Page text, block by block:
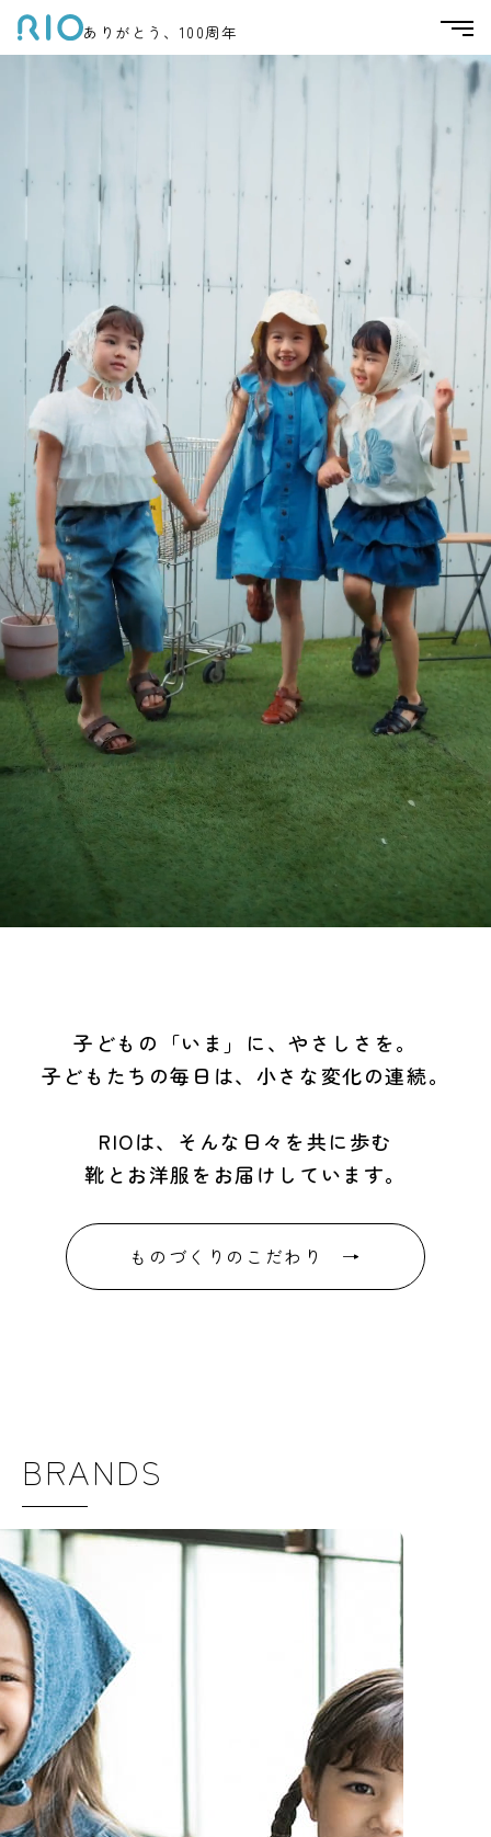
ありがとう、100周年
子どもの「いま」に、やさしさを。
子どもたちの毎日は、小さな変化の連続。
RIOは、そんな日々を共に歩む
靴とお洋服をお届けしています。
ものづくりのこだわり →
BRANDS